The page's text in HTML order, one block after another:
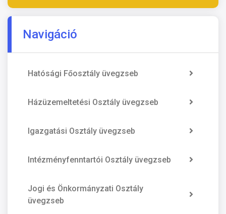
Navigáció
Hatósági Főosztály üvegzseb
Házüzemeltetési Osztály üvegzseb
Igazgatási Osztály üvegzseb
Intézményfenntartói Osztály üvegzseb
Jogi és Önkormányzati Osztály
üvegzseb